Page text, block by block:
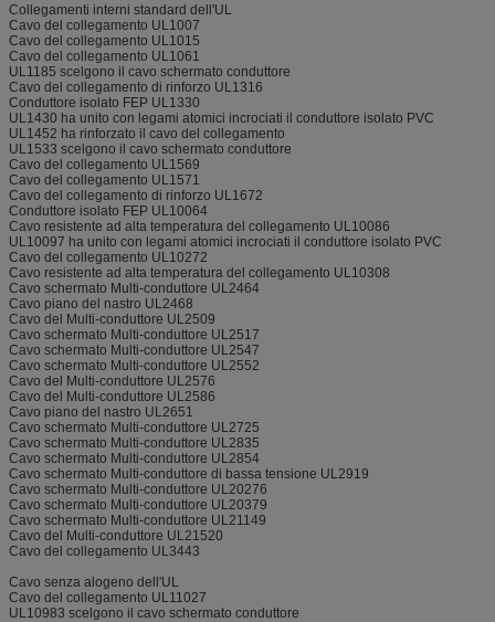
Collegamenti interni standard dell'UL
Cavo del collegamento UL1007
Cavo del collegamento UL1015
Cavo del collegamento UL1061
UL1185 scelgono il cavo schermato conduttore
Cavo del collegamento di rinforzo UL1316
Conduttore isolato FEP UL1330
UL1430 ha unito con legami atomici incrociati il conduttore isolato PVC
UL1452 ha rinforzato il cavo del collegamento
UL1533 scelgono il cavo schermato conduttore
Cavo del collegamento UL1569
Cavo del collegamento UL1571
Cavo del collegamento di rinforzo UL1672
Conduttore isolato FEP UL10064
Cavo resistente ad alta temperatura del collegamento UL10086
UL10097 ha unito con legami atomici incrociati il conduttore isolato PVC
Cavo del collegamento UL10272
Cavo resistente ad alta temperatura del collegamento UL10308
Cavo schermato Multi-conduttore UL2464
Cavo piano del nastro UL2468
Cavo del Multi-conduttore UL2509
Cavo schermato Multi-conduttore UL2517
Cavo schermato Multi-conduttore UL2547
Cavo schermato Multi-conduttore UL2552
Cavo del Multi-conduttore UL2576
Cavo del Multi-conduttore UL2586
Cavo piano del nastro UL2651
Cavo schermato Multi-conduttore UL2725
Cavo schermato Multi-conduttore UL2835
Cavo schermato Multi-conduttore UL2854
Cavo schermato Multi-conduttore di bassa tensione UL2919
Cavo schermato Multi-conduttore UL20276
Cavo schermato Multi-conduttore UL20379
Cavo schermato Multi-conduttore UL21149
Cavo del Multi-conduttore UL21520
Cavo del collegamento UL3443
Cavo senza alogeno dell'UL
Cavo del collegamento UL11027
UL10983 scelgono il cavo schermato conduttore